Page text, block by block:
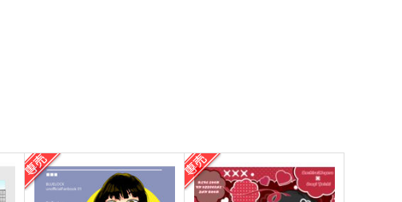
Shall we go on a date?
彼岸藤籠（てとら☆組）
からだのおんど
かえる小屋